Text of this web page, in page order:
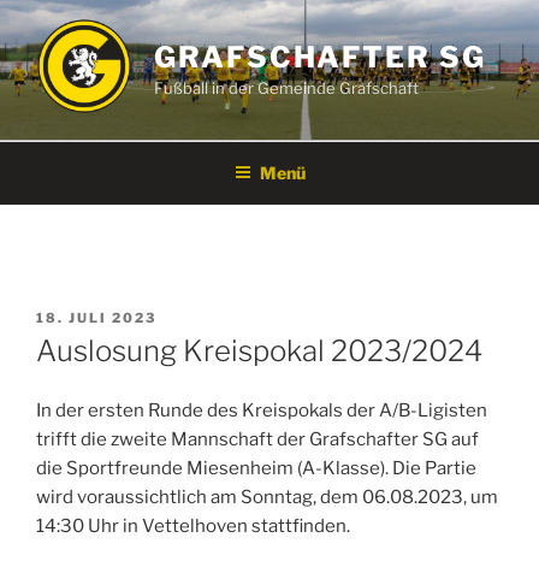
Zum
Inhalt
springen
GRAFSCHAFTER SG
Fußball in der Gemeinde Grafschaft
Menü
VERÖFFENTLICHT
AM
18. JULI 2023
Auslosung Kreispokal 2023/2024
In der ersten Runde des Kreispokals der A/B-Ligisten
trifft die zweite Mannschaft der Grafschafter SG auf
die Sportfreunde Miesenheim (A-Klasse). Die Partie
wird voraussichtlich am Sonntag, dem 06.08.2023, um
14:30 Uhr in Vettelhoven stattfinden.